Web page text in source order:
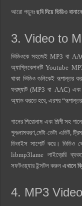
আরো পড়ুনঃছবি দিয়ে ভিডিও
3. Video to
ভিডিওকে সহজেই MP3 বা
অ্যাপ্লিকেশনটি Youtube
থাকা ভিডিও গুলিকেই রূপান্তর
ফরম্যাট (MP3 বা AAC) এবং
অ্যাড করতে হবে, এরপর
গানের শিরোনাম এবং শিল্পী সহ
পুনঃনামকরণ,মেটা-ডেটা এডিট,
ডিভাইস সাপোর্ট করে।
libmp3lame লাইব্রেরি
সফটওয়্যার ইন্সটল করুনএখানে
4. MP3